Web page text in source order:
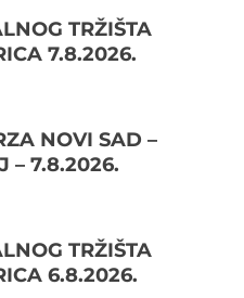
TRŽIŠTA
7.8.2026.
NOVI SAD –
– 7.8.2026.
TRŽIŠTA
6.8.2026.